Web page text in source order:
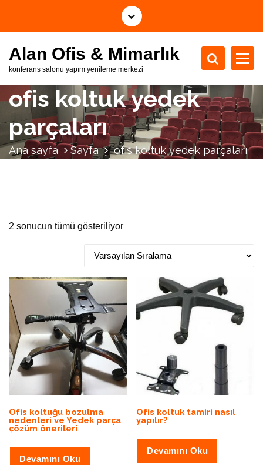
e
Alan Ofis & Mimarlık
konferans salonu yapım yenileme merkezi
ofis koltuk yedek
parçaları
Ana sayfa Sayfa ofis koltuk yedek parçaları
2 sonucun tümü gösteriliyor
Ofis koltuğu bozulma
nedenleri ve Yedek parça
çözüm önerileri
Devamını Oku
Ofis koltuk tamiri nasıl
yapılır?
Devamını Oku